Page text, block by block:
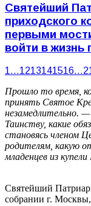
Святейший
приходского
первыми
войти в
1…1213141516…
Прошло то время,
принять Святое
незамедлительно.
Таинству, какие
становясь членом
родителям, какую
младенцев из
Святейший
собрании г. Москвы,